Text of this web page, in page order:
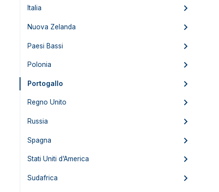
Italia
Nuova Zelanda
Paesi Bassi
Polonia
Portogallo
Regno Unito
Russia
Spagna
Stati Uniti d’America
Sudafrica